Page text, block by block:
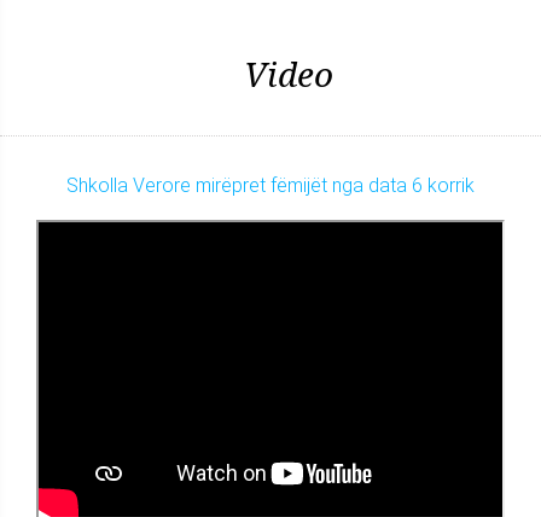
Video
Shkolla Verore mirëpret fëmijët nga data 6 korrik